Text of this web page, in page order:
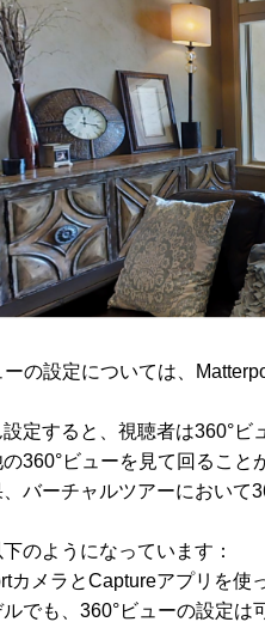
ーの設定については、
定すると、視聴者は360°ビ
360°ビューを見て回ること
バーチャルツアーにおいて
のようになっています：
カメラとCaptureアプリを使
ルでも、360°ビューの設定は